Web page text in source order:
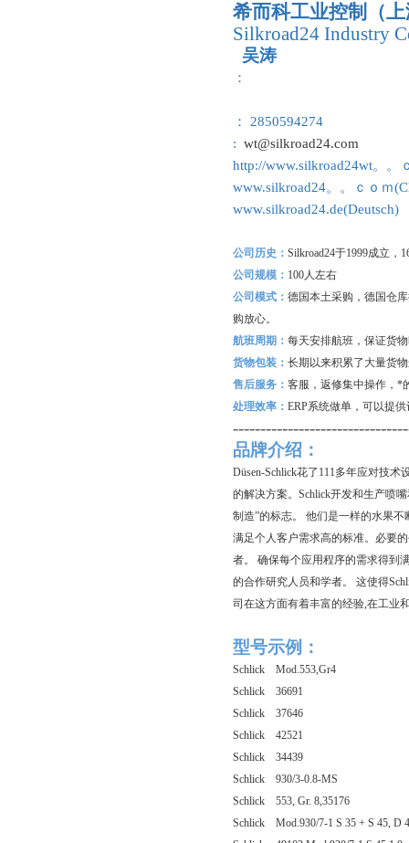
希而科工业控制（
Silkroad24 Industry
吴涛
：
： 2850594274
: wt@silkroad24.com
http://www.silkroad24wt。。
www.silkroad24。。ｃｏｍ
www.silkroad24.de(Deutsch)
公司历史： Silkroad24于1999成立，
公司规模： 100人左右
公司模式： 德国本土采购，德国仓
购放心。
航班周期： 每天安排航班，保证货
货物包装： 长期以来积累了大量货
售后服务： 客服，返修集中操作，*
处理效率： ERP系统做单，可以提
品牌介绍：
Düsen-Schlick花了111多年应对技
的解决方案。Schlick开发和生产喷
制造”的标志。 他们是一样的水果
满足个人客户需求高的标准。必要
者。 确保每个应用程序的需求得到
的合作研究人员和学者。 这使得
司在这方面有着丰富的经验,在工业
型号示例：
Schlick Mod.553,Gr4
Schlick 36691
Schlick 37646
Schlick 42521
Schlick 34439
Schlick 930/3-0.8-MS
Schlick 553, Gr. 8,35176
Schlick Mod.930/7-1 S 35 + S 45, D